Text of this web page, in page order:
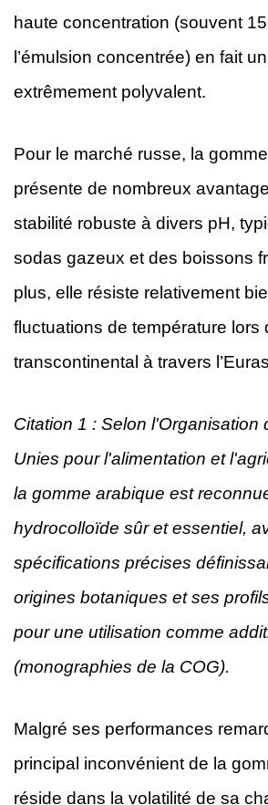
haute concentration (souvent
l’émulsion concentrée) en fait
extrêmement polyvalent.
Pour le marché russe, la
présente de nombreux
stabilité robuste à divers pH,
sodas gazeux et des boissons
plus, elle résiste relativement
fluctuations de température lors
transcontinental à travers
Citation 1 : Selon l'Organisation
Unies pour l'alimentation et
la gomme arabique est
hydrocolloïde sûr et essentiel,
spécifications précises
origines botaniques et ses
pour une utilisation comme
(monographies de la COG).
Malgré ses performances
principal inconvénient de la
réside dans la volatilité de sa